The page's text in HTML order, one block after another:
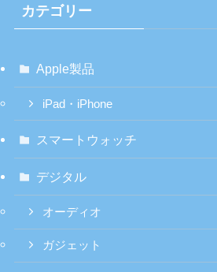
カテゴリー
Apple製品
iPad・iPhone
スマートウォッチ
デジタル
オーディオ
ガジェット